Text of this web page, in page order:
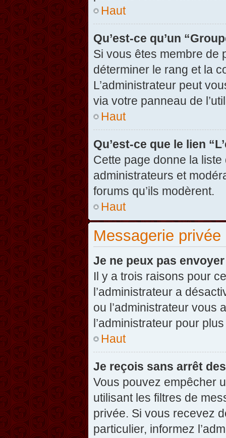
Haut
Qu’est-ce qu’un
Si vous êtes membre de
déterminer le rang et la
L’administrateur peut
via votre panneau de
Haut
Qu’est-ce que le lien
Cette page donne la
administrateurs et
forums qu’ils modèrent.
Haut
Messagerie privée
Je ne peux pas
Il y a trois raisons pour
l’administrateur a
ou l’administrateur vous
l’administrateur pour
Haut
Je reçois sans arrêt
Vous pouvez empêcher
utilisant les filtres de
privée. Si vous recevez
particulier, informez